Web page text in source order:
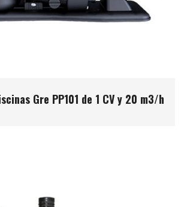
Gre PP101 de 1 CV y 20 m3/h